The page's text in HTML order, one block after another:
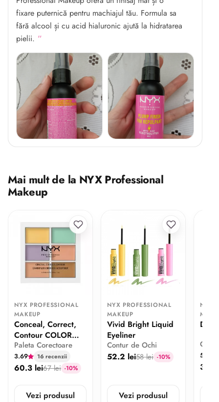
fixare puternică pentru machiajul tău. Formula sa
fără alcool și cu acid hialuronic ajută la hidratarea
pielii.
Mai mult de la NYX Professional
Makeup
NYX PROFESSIONAL
MAKEUP
Conceal, Correct,
Contour COLOR
CORRECTING
Paleta Corectoare
3.69 16 recenzii
60.3 lei67 lei -10%
Vezi produsul
NYX PROFESSIONAL
MAKEUP
Vivid Bright Liquid
Eyeliner
Contur de Ochi
52.2 lei58 lei -10%
Vezi produsul
NYX
5
38.7